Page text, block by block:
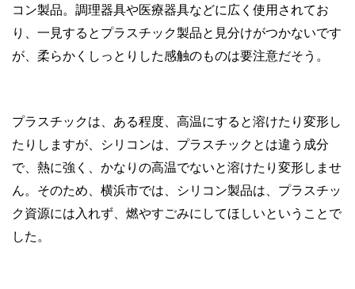
コン製品。調理器具や医療器具などに広く使用されてお
り、一見するとプラスチック製品と見分けがつかないです
が、柔らかくしっとりした感触のものは要注意だそう。
プラスチックは、ある程度、高温にすると溶けたり変形し
たりしますが、シリコンは、プラスチックとは違う成分
で、熱に強く、かなりの高温でないと溶けたり変形しませ
ん。そのため、横浜市では、シリコン製品は、プラスチッ
ク資源には入れず、燃やすごみにしてほしいということで
した。